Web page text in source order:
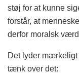
støj for at kunne
forstår, at
derfor moralsk
Det lyder mærkeligt
tænk over det: